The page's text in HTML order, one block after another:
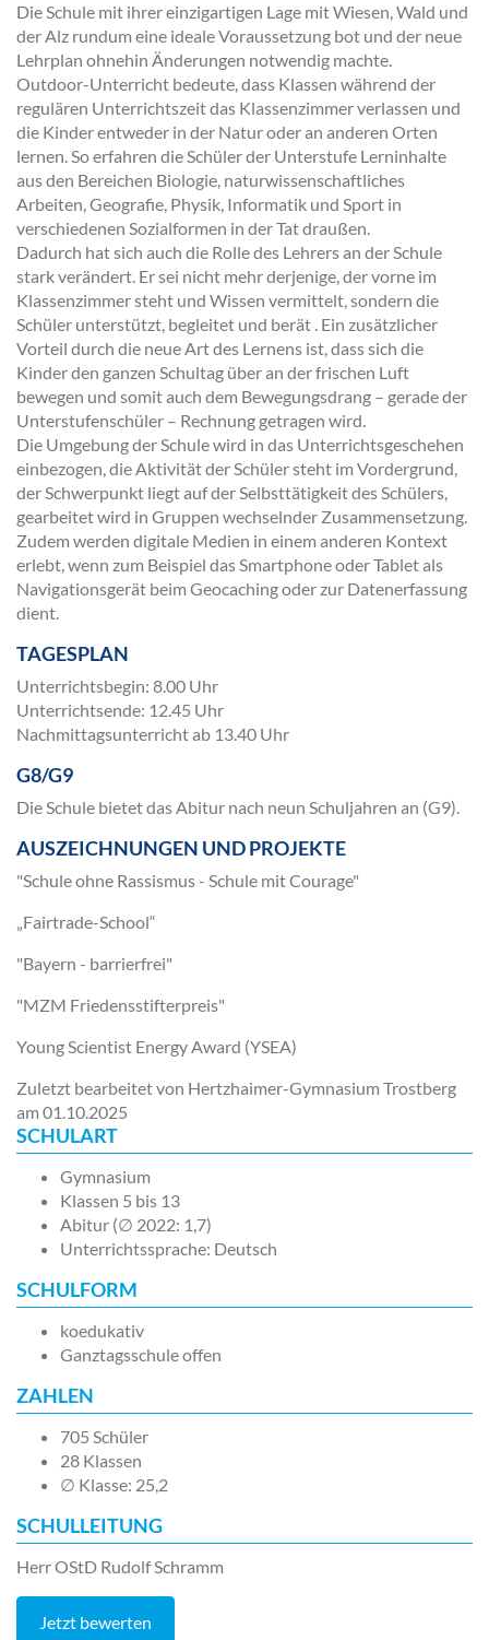
Die Schule mit ihrer einzigartigen Lage mit Wiesen, Wald und
der Alz rundum eine ideale Voraussetzung bot und der neue
Lehrplan ohnehin Änderungen notwendig machte.
Outdoor-Unterricht bedeute, dass Klassen während der
regulären Unterrichtszeit das Klassenzimmer verlassen und
die Kinder entweder in der Natur oder an anderen Orten
lernen. So erfahren die Schüler der Unterstufe Lerninhalte
aus den Bereichen Biologie, naturwissenschaftliches
Arbeiten, Geografie, Physik, Informatik und Sport in
verschiedenen Sozialformen in der Tat draußen.
Dadurch hat sich auch die Rolle des Lehrers an der Schule
stark verändert. Er sei nicht mehr derjenige, der vorne im
Klassenzimmer steht und Wissen vermittelt, sondern die
Schüler unterstützt, begleitet und berät . Ein zusätzlicher
Vorteil durch die neue Art des Lernens ist, dass sich die
Kinder den ganzen Schultag über an der frischen Luft
bewegen und somit auch dem Bewegungsdrang – gerade der
Unterstufenschüler – Rechnung getragen wird.
Die Umgebung der Schule wird in das Unterrichtsgeschehen
einbezogen, die Aktivität der Schüler steht im Vordergrund,
der Schwerpunkt liegt auf der Selbsttätigkeit des Schülers,
gearbeitet wird in Gruppen wechselnder Zusammensetzung.
Zudem werden digitale Medien in einem anderen Kontext
erlebt, wenn zum Beispiel das Smartphone oder Tablet als
Navigationsgerät beim Geocaching oder zur Datenerfassung
dient.
TAGESPLAN
Unterrichtsbegin: 8.00 Uhr
Unterrichtsende: 12.45 Uhr
Nachmittagsunterricht ab 13.40 Uhr
G8/G9
Die Schule bietet das Abitur nach neun Schuljahren an (G9).
AUSZEICHNUNGEN UND PROJEKTE
"Schule ohne Rassismus - Schule mit Courage"
„Fairtrade-School“
"Bayern - barrierfrei"
"MZM Friedensstifterpreis"
Young Scientist Energy Award (YSEA)
Zuletzt bearbeitet von Hertzhaimer-Gymnasium Trostberg
am 01.10.2025
SCHULART
Gymnasium
Klassen 5 bis 13
Abitur (∅ 2022: 1,7)
Unterrichtssprache: Deutsch
SCHULFORM
koedukativ
Ganztagsschule offen
ZAHLEN
705 Schüler
28 Klassen
∅ Klasse: 25,2
SCHULLEITUNG
Herr OStD Rudolf Schramm
Jetzt bewerten